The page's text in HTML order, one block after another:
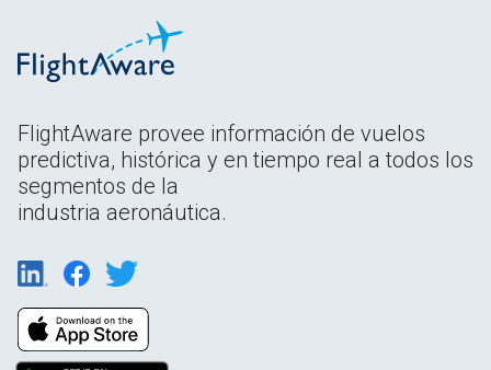
FlightAware provee información de vuelos
predictiva, histórica y en tiempo real a todos los
segmentos de la
industria aeronáutica.